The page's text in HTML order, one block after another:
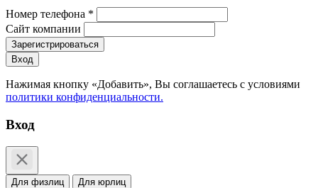
Номер телефона *
Сайт компании
Зарегистрироваться
Вход
Нажимая кнопку «Добавить», Вы соглашаетесь c условиями
политики конфиденциальности.
Вход
Для физлиц Для юрлиц